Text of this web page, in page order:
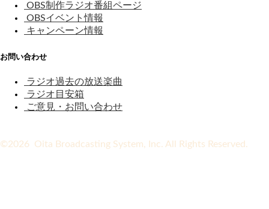
OBS制作ラジオ番組ページ
OBSイベント情報
キャンペーン情報
お問い合わせ
ラジオ過去の放送楽曲
ラジオ目安箱
ご意見・お問い合わせ
©2026 Oita Broadcasting System, Inc. All Rights Reserved.